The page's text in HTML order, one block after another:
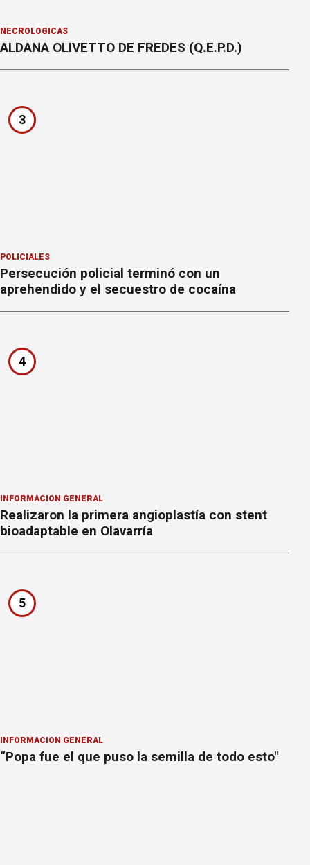
NECROLÓGICAS
ALDANA OLIVETTO DE FREDES (Q.E.P.D.)
3
POLICIALES
Persecución policial terminó con un
aprehendido y el secuestro de cocaína
4
INFORMACION GENERAL
Realizaron la primera angioplastía con stent
bioadaptable en Olavarría
5
INFORMACION GENERAL
“Popa fue el que puso la semilla de todo esto"